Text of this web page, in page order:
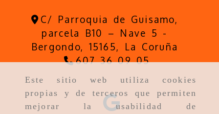
Este sitio web utiliza cookies
propias y de terceros que permiten
mejorar la usabilidad de
C/ Parroquia de Guisamo,
parcela B10 – Nave 5 -
Bergondo, 15165, La Coruña
607 36 09 05